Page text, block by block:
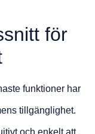
för
funktioner har
tillgänglighet.
och enkelt att